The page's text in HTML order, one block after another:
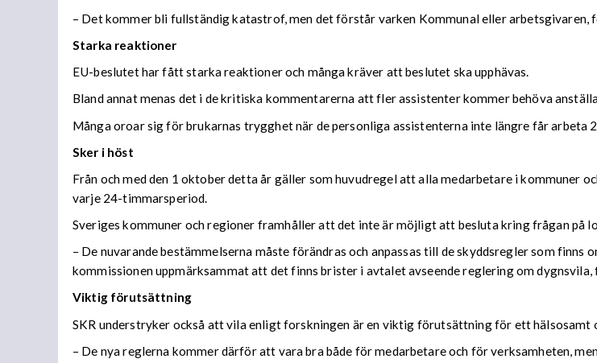
– Det kommer bli fullständig katastrof, men det förstår varken Kommunal eller arbetsgivaren,
Starka reaktioner
EU-beslutet har fått starka reaktioner och många kräver att beslutet ska upphävas.
Bland annat menas det i de kritiska kommentarerna att fler assistenter kommer behöva
Många oroar sig för brukarnas trygghet när de personliga assistenterna inte längre får arbeta
Sker i höst
Från och med den 1 oktober detta år gäller som huvudregel att alla medarbetare i kommuner
varje 24-timmarsperiod.
Sveriges kommuner och regioner framhåller att det inte är möjligt att besluta kring frågan på
– De nuvarande bestämmelserna måste förändras och anpassas till de skyddsregler som
kommissionen uppmärksammat att det finns brister i avtalet avseende reglering om dygnsvila,
Viktig förutsättning
SKR understryker också att vila enligt forskningen är en viktig förutsättning för ett hälsosamt
– De nya reglerna kommer därför att vara bra både för medarbetare och för verksamheten,